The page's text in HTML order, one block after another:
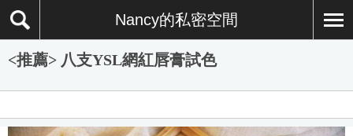
Nancy的私密空間
<推薦> 八支YSL網紅唇膏試色